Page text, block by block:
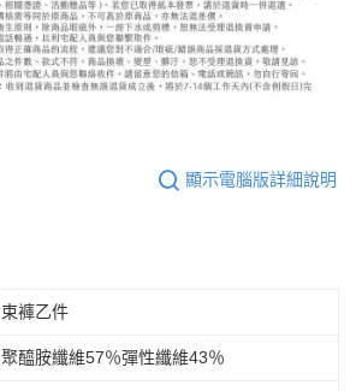
顯示電腦版詳細說明
束褲乙件
聚醯胺纖維57％彈性纖維43％